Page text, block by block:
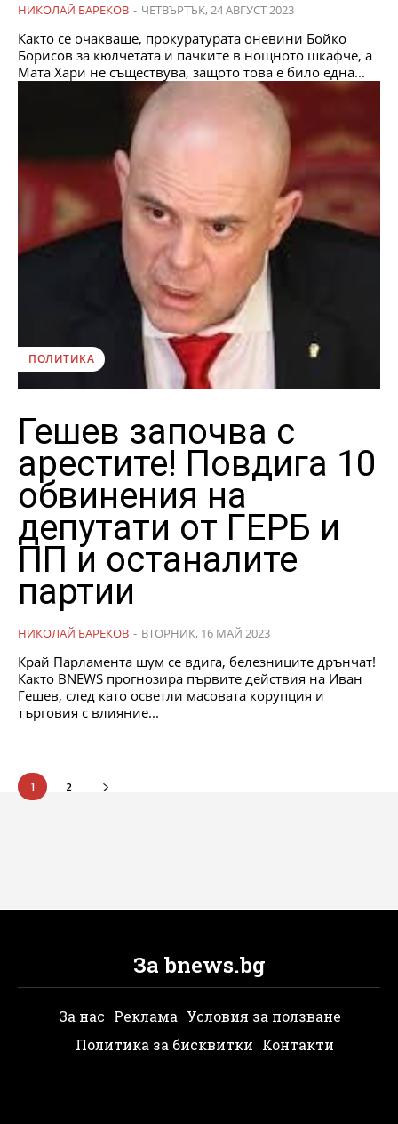
НИКОЛАЙ БАРЕКОВ - ЧЕТВЪРТЪК, 24 АВГУСТ 2023
Както се очакваше, прокуратурата оневини Бойко
Борисов за кюлчетата и пачките в нощното шкафче, а
Мата Хари не съществува, защото това е било една...
ПОЛИТИКА
Гешев започва с
арестите! Повдига 10
обвинения на
депутати от ГЕРБ и
ПП и останалите
партии
НИКОЛАЙ БАРЕКОВ - ВТОРНИК, 16 МАЙ 2023
Край Парламента шум се вдига, белезниците дрънчат!
Както BNEWS прогнозира първите действия на Иван
Гешев, след като осветли масовата корупция и
търговия с влияние...
1 2
За bnews.bg
За нас Реклама Условия за ползване
Политика за бисквитки Контакти